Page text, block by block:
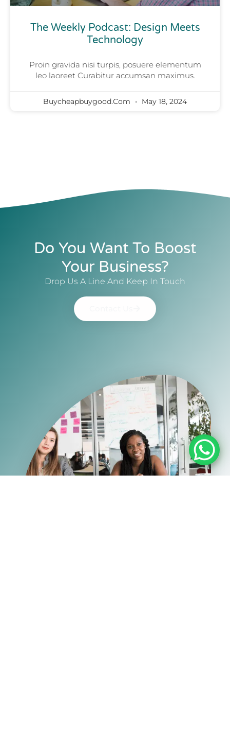
The Weekly Podcast: Design Meets
Technology
Proin gravida nisi turpis, posuere elementum
leo laoreet Curabitur accumsan maximus.
Buycheapbuygood.com May 18, 2024
Do You Want To Boost
Your Business?
Drop Us A Line And Keep In Touch